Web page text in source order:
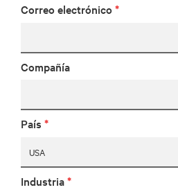
Correo electrónico *
Compañía
País *
Industria*